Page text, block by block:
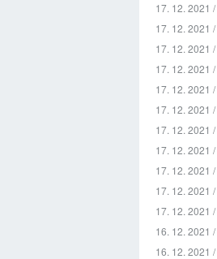
17. 12. 2021 /
17. 12. 2021 /
17. 12. 2021 /
17. 12. 2021 /
17. 12. 2021 /
17. 12. 2021 /
17. 12. 2021 /
17. 12. 2021 /
17. 12. 2021 /
17. 12. 2021 /
17. 12. 2021 /
16. 12. 2021 /
16. 12. 2021 /